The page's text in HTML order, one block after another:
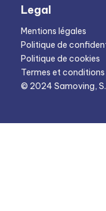
Legal
Mentions légales
Politique de
Politique de cookies
Termes et conditions
© 2024 Samoving,